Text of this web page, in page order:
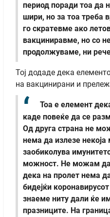
период поради тоа да
шири, но за тоа треба
го скратевме ако
вакциниравме, но со
продолжуваме, ни
Тој додаде дека
на вакцинирани и
Тоа е елемент
каде повеќе да се
Од друга страна не
нема да излезе некоја
заобиколува
можност. Не можам
дека на пролет нема
бидејќи
знаеме ниту дали ќе
празниците. На